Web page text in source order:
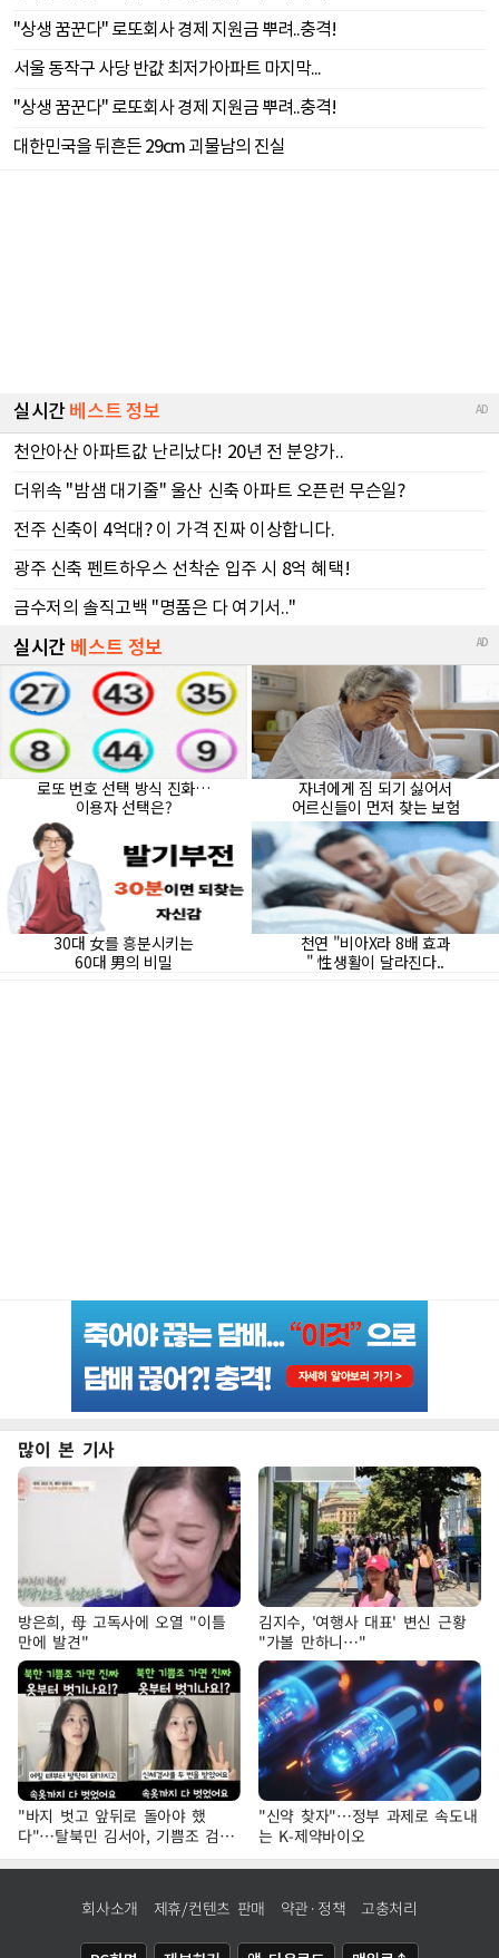
많이 본 기사
방은희, 母 고독사에 오열 "이틀
만에 발견"
김지수, '여행사 대표' 변신 근황
"가볼 만하니…"
"바지 벗고 앞뒤로 돌아야 했
다"…탈북민 김서아, 기쁨조 검사
수치심 회상
"신약 찾자"…정부 과제로 속도내
는 K-제약바이오
회사소개 제휴/컨텐츠 판매 약관·정책 고충처리